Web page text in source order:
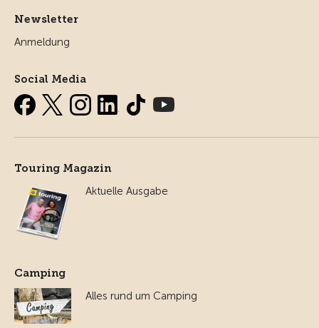
Newsletter
Anmeldung
Social Media
Touring Magazin
Aktuelle Ausgabe
Camping
Alles rund um Camping